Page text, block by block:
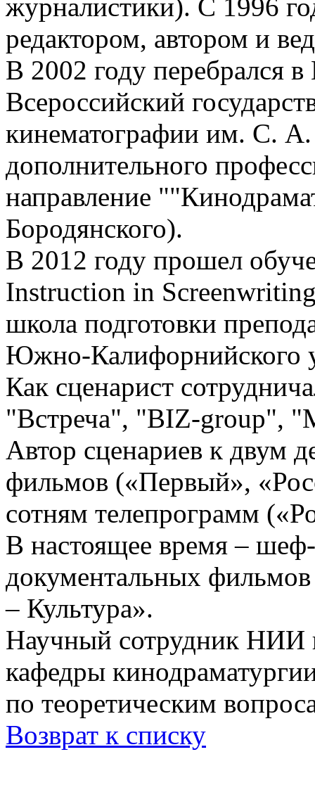
журналистики). С 1996
редактором, автором и
В 2002 году перебрался
Всероссийский
кинематографии им. С.
дополнительного
направление
Бородянского).
В 2012 году прошел
Instruction in
школа подготовки
Южно-Калифорнийского
Как сценарист
"Встреча", "BIZ-group",
Автор сценариев к двум
фильмов («Первый»,
сотням телепрограмм
В настоящее время – шеф-
документальных фильмов
– Культура».
Научный сотрудник НИИ
кафедры
по теоретическим
Возврат к списку